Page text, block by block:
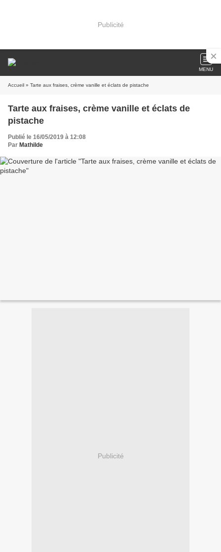
Publicité
MENU
Accueil » Tarte aux fraises, crème vanille et éclats de pistache
Tarte aux fraises, crème vanille et éclats de
pistache
Publié le 16/05/2019 à 12:08
Par Mathilde
Publicité